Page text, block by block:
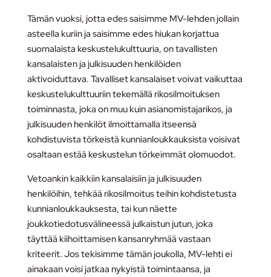
Tämän vuoksi, jotta edes saisimme MV-lehden jollain
asteella kuriin ja saisimme edes hiukan korjattua
suomalaista keskustelukulttuuria, on tavallisten
kansalaisten ja julkisuuden henkilöiden
aktivoiduttava. Tavalliset kansalaiset voivat vaikuttaa
keskustelukulttuuriin tekemällä rikosilmoituksen
toiminnasta, joka on muu kuin asianomistajarikos, ja
julkisuuden henkilöt ilmoittamalla itseensä
kohdistuvista törkeistä kunnianloukkauksista voisivat
osaltaan estää keskustelun törkeimmät olomuodot.
Vetoankin kaikkiin kansalaisiin ja julkisuuden
henkilöihin, tehkää rikosilmoitus teihin kohdistetusta
kunnianloukkauksesta, tai kun näette
joukkotiedotusvälineessä julkaistun jutun, joka
täyttää kiihoittamisen kansanryhmää vastaan
kriteerit. Jos tekisimme tämän joukolla, MV-lehti ei
ainakaan voisi jatkaa nykyistä toimintaansa, ja